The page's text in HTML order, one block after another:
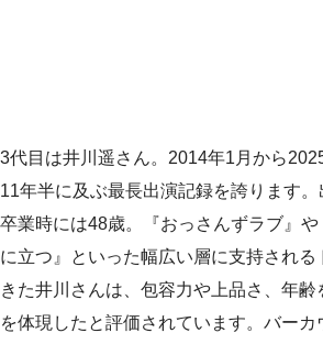
3代目は井川遥さん。2014年1月から
11年半に及ぶ最長出演記録を誇ります。
卒業時には48歳。『おっさんずラブ』
に立つ』といった幅広い層に支持される
きた井川さんは、包容力や上品さ、年齢
を体現したと評価されています。バーカ